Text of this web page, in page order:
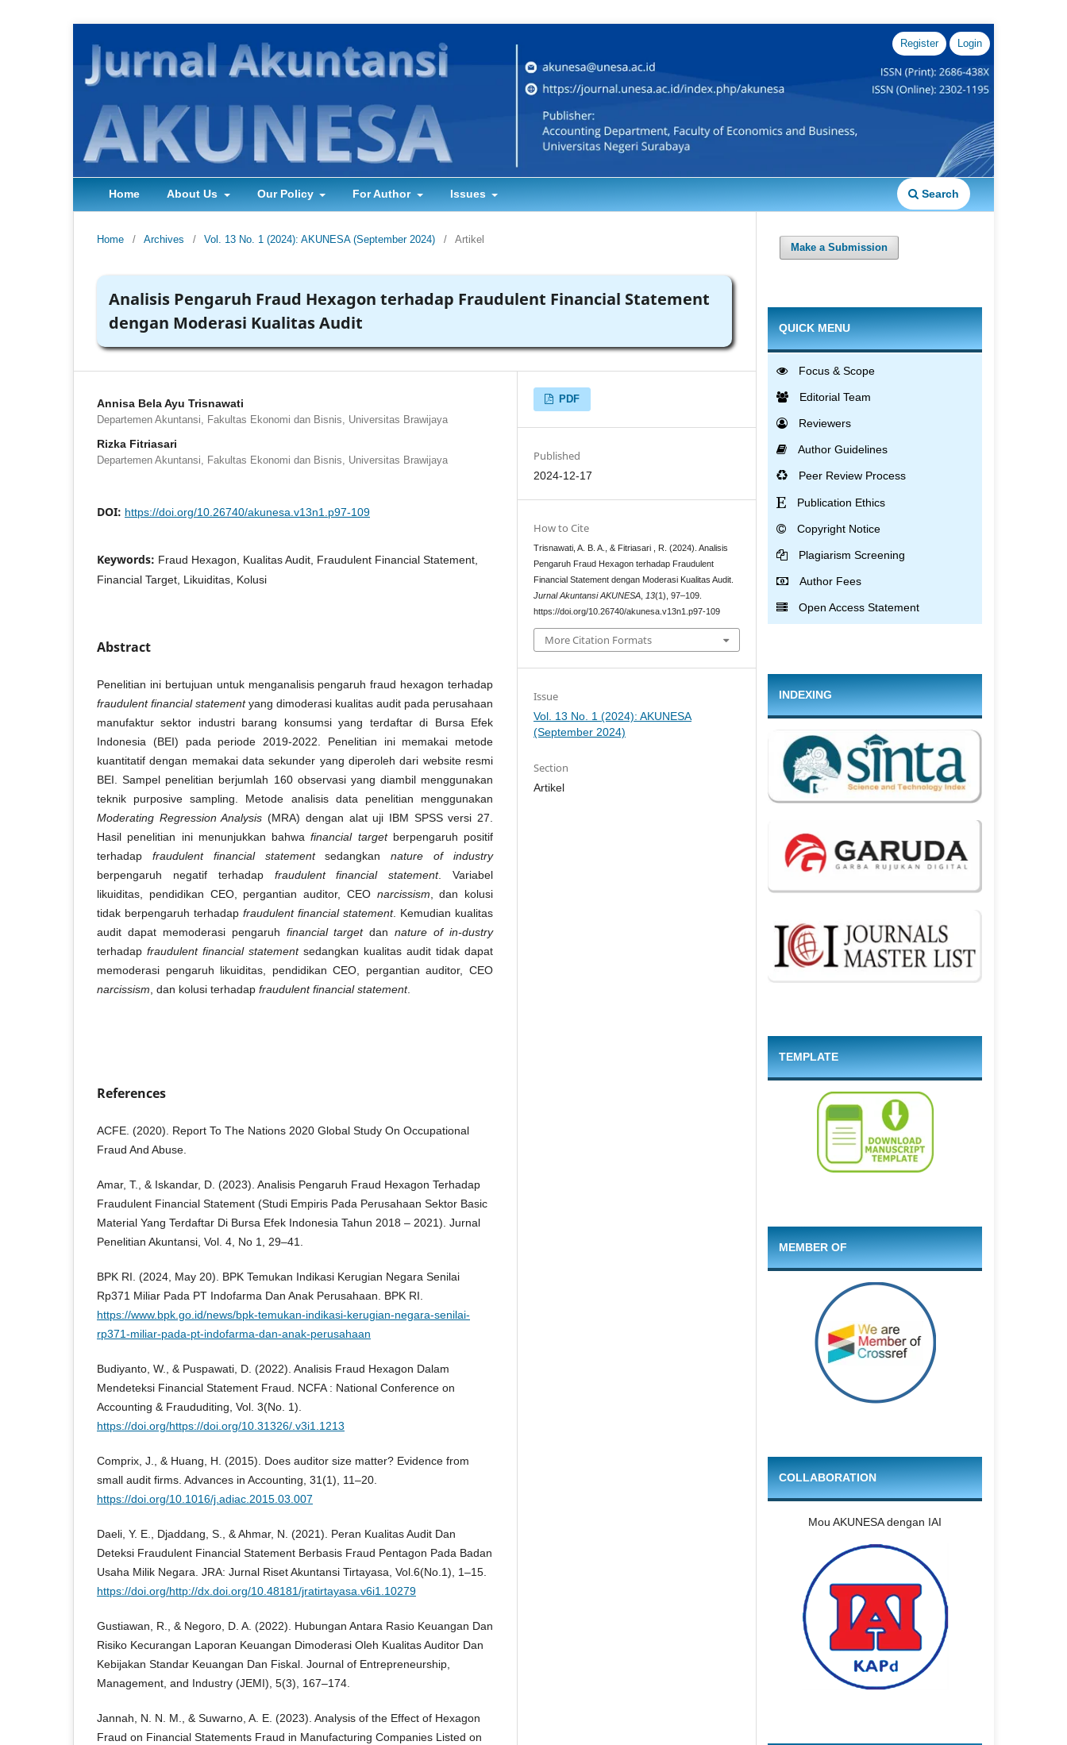
Home About Us Our Policy For Author Issues Search
Register Login
Home / Archives / Vol. 13 No. 1 (2024): AKUNESA (September 2024) / Artikel
Analisis Pengaruh Fraud Hexagon terhadap Fraudulent Financial Statement
dengan Moderasi Kualitas Audit
Annisa Bela Ayu Trisnawati
Departemen Akuntansi, Fakultas Ekonomi dan Bisnis, Universitas Brawijaya
Rizka Fitriasari
Departemen Akuntansi, Fakultas Ekonomi dan Bisnis, Universitas Brawijaya
DOI: https://doi.org/10.26740/akunesa.v13n1.p97-109
Keywords: Fraud Hexagon, Kualitas Audit, Fraudulent Financial Statement,
Financial Target, Likuiditas, Kolusi
Abstract
Penelitian ini bertujuan untuk menganalisis pengaruh fraud hexagon terhadap
fraudulent financial statementyang dimoderasi kualitas audit pada perusahaan
manufaktur sektor industri barang konsumsi yang terdaftar di Bursa Efek
Indonesia (BEI) pada periode 2019-2022. Penelitian ini memakai metode
kuantitatif dengan memakai data sekunder yang diperoleh dari website resmi
BEI. Sampel penelitian berjumlah 160 observasi yang diambil menggunakan
teknik purposive sampling. Metode analisis data penelitian menggunakan
Moderating Regression Analysis (MRA) dengan alat uji IBM SPSS versi 27.
Hasil penelitian ini menunjukkan bahwafinancial targetberpengaruh positif
terhadap fraudulent financial statementsedangkannature of industry
berpengaruh negatif terhadap fraudulent financial statement. Variabel
likuiditas, pendidikan CEO, pergantian auditor, CEO narcissism, dan kolusi
tidak berpengaruh terhadap fraudulent financial statement. Kemudian kualitas
audit dapat memoderasi pengaruh financial targetdannature of in-dustry
terhadap fraudulent financial statementsedangkan kualitas audit tidak dapat
memoderasi pengaruh likuiditas, pendidikan CEO, pergantian auditor, CEO
narcissism, dan kolusi terhadap fraudulent financial statement.
References
ACFE. (2020). Report To The Nations 2020 Global Study On Occupational
Fraud And Abuse.
Amar, T., & Iskandar, D. (2023). Analisis Pengaruh Fraud Hexagon Terhadap
Fraudulent Financial Statement (Studi Empiris Pada Perusahaan Sektor Basic
Material Yang Terdaftar Di Bursa Efek Indonesia Tahun 2018 – 2021). Jurnal
Penelitian Akuntansi, Vol. 4, No 1, 29–41.
BPK RI. (2024, May 20). BPK Temukan Indikasi Kerugian Negara Senilai
Rp371 Miliar Pada PT Indofarma Dan Anak Perusahaan. BPK RI.
https://www.bpk.go.id/news/bpk-temukan-indikasi-kerugian-negara-senilai-
rp371-miliar-pada-pt-indofarma-dan-anak-perusahaan
Budiyanto, W., & Puspawati, D. (2022). Analisis Fraud Hexagon Dalam
Mendeteksi Financial Statement Fraud. NCFA : National Conference on
Accounting & Fraududiting, Vol. 3(No. 1).
https://doi.org/https://doi.org/10.31326/.v3i1.1213
Comprix, J., & Huang, H. (2015). Does auditor size matter? Evidence from
small audit firms. Advances in Accounting, 31(1), 11–20.
https://doi.org/10.1016/j.adiac.2015.03.007
Daeli, Y. E., Djaddang, S., & Ahmar, N. (2021). Peran Kualitas Audit Dan
Deteksi Fraudulent Financial Statement Berbasis Fraud Pentagon Pada Badan
Usaha Milik Negara. JRA: Jurnal Riset Akuntansi Tirtayasa, Vol.6(No.1), 1–15.
https://doi.org/http://dx.doi.org/10.48181/jratirtayasa.v6i1.10279
Gustiawan, R., & Negoro, D. A. (2022). Hubungan Antara Rasio Keuangan Dan
Risiko Kecurangan Laporan Keuangan Dimoderasi Oleh Kualitas Auditor Dan
Kebijakan Standar Keuangan Dan Fiskal. Journal of Entrepreneurship,
Management, and Industry (JEMI), 5(3), 167–174.
Jannah, N. N. M., & Suwarno, A. E. (2023). Analysis of the Effect of Hexagon
Fraud on Financial Statements Fraud in Manufacturing Companies Listed on
PDF
Published
2024-12-17
How to Cite
Trisnawati, A. B. A., & Fitriasari , R. (2024). Analisis
Pengaruh Fraud Hexagon terhadap Fraudulent
Financial Statement dengan Moderasi Kualitas Audit.
Jurnal Akuntansi AKUNESA 13(1), 97–109.
https://doi.org/10.26740/akunesa.v13n1.p97-109
More Citation Formats
Issue
Vol. 13 No. 1 (2024): AKUNESA
(September 2024)
Section
Artikel
Make a Submission
QUICK MENU
Focus & Scope
Editorial Team
Reviewers
Author Guidelines
Peer Review Process
Publication Ethics
Copyright Notice
Plagiarism Screening
Author Fees
Open Access Statement
INDEXING
TEMPLATE
MEMBER OF
COLLABORATION
Mou AKUNESA dengan IAI